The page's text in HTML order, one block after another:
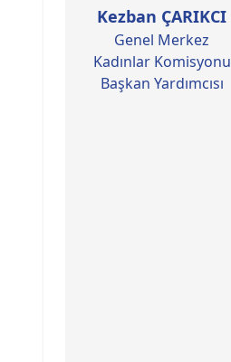
Kezban ÇARIKCI
Genel Merkez
Kadınlar Komisyonu
Başkan Yardımcısı